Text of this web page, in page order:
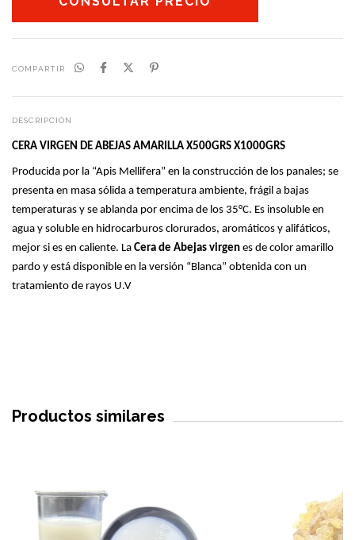
COMPARTIR
DESCRIPCIÓN
CERA VIRGEN DE ABEJAS AMARILLA X500GRS X1000GRS
Producida por la “Apis Mellifera” en la construcción de los panales; se
presenta en masa sólida a temperatura ambiente, frágil a bajas
temperaturas y se ablanda por encima de los 35°C. Es insoluble en
agua y soluble en hidrocarburos clorurados, aromáticos y alifáticos,
mejor si es en caliente. La Cera de Abejas virgen es de color amarillo
pardo y está disponible en la versión “Blanca” obtenida con un
tratamiento de rayos U.V
Productos similares